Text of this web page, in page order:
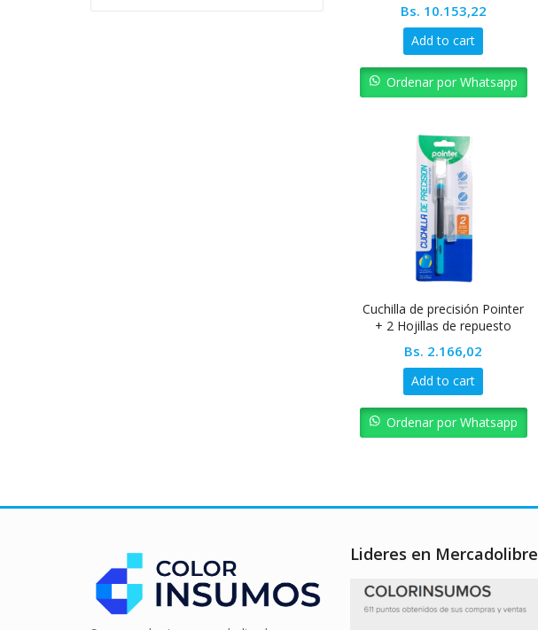
Bs. 10.153,22
Add to cart
Ordenar por Whatsapp
Cuchilla de precisión Pointer
+ 2 Hojillas de repuesto
Bs. 2.166,02
Add to cart
Ordenar por Whatsapp
Lideres en Mercadolibre